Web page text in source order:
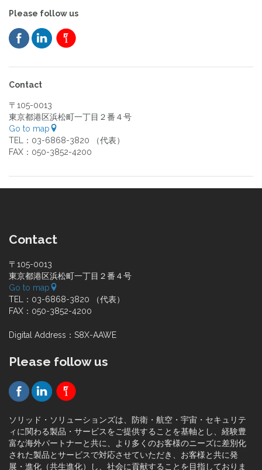
Please follow us
Contact
〒105-0013
東京都港区浜松町一丁目２番４号
Go to map
TEL：03-6868-3820 （代表）
FAX：050-3852-4200
Contact
〒105-0013
東京都港区浜松町一丁目２番４号
Go to map
TEL：03-6868-3820 （代表）
FAX：050-3852-4200
Digital Address：S8X-AAWE
Please follow us
ソリッド・ソリューションズは、防衛・航空・宇宙・セキュリテ
ィに関わる製品・サービスをご提供することを基軸とし、経験豊
富な海外パートナーと共に、より多くのお客様のニーズに差別化
された製品とサービスで対応させていただき、お客様と共に発
展・進化（共生進化）し、社会に貢献することを目指しておりま